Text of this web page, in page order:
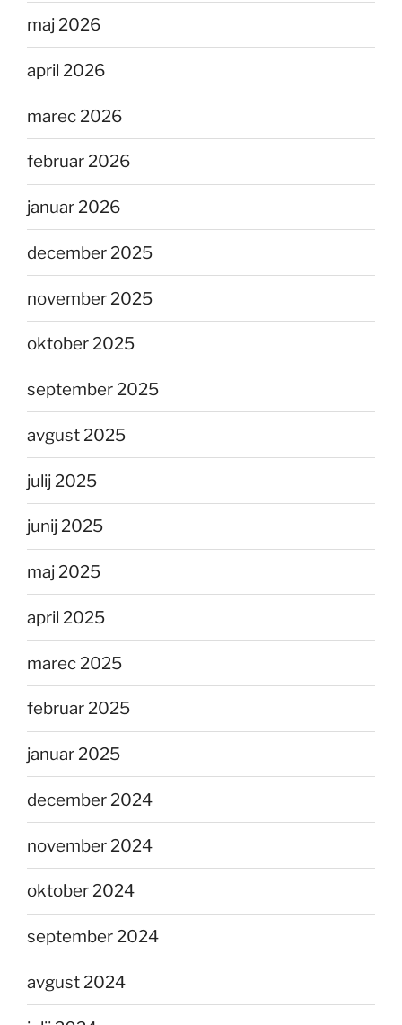
maj 2026
april 2026
marec 2026
februar 2026
januar 2026
december 2025
november 2025
oktober 2025
september 2025
avgust 2025
julij 2025
junij 2025
maj 2025
april 2025
marec 2025
februar 2025
januar 2025
december 2024
november 2024
oktober 2024
september 2024
avgust 2024